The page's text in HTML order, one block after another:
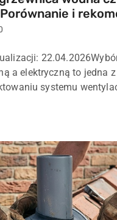
i
a elektryczną to jedna
systemu
wybó...